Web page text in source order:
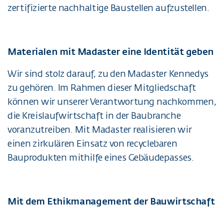
zertifizierte nachhaltige Baustellen aufzustellen.
Materialen mit Madaster eine Identität geben
Wir sind stolz darauf, zu den Madaster Kennedys
zu gehören. Im Rahmen dieser Mitgliedschaft
können wir unserer Verantwortung nachkommen,
die Kreislaufwirtschaft in der Baubranche
voranzutreiben. Mit Madaster realisieren wir
einen zirkulären Einsatz von recyclebaren
Bauprodukten mithilfe eines Gebäudepasses.
Mit dem Ethikmanagement der Bauwirtschaft